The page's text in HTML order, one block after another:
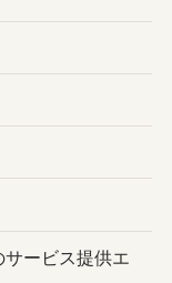
サービス提供エ